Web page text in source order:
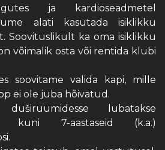
ja kardioseadmetel
alati kasutada isiklikku
Soovituslikult ka oma isiklikku
võimalik osta või rentida klubi
soovitame valida kapi, mille
ei ole juba hõivatud.
lubatakse
kuni 7-aastaseid (k.a.)